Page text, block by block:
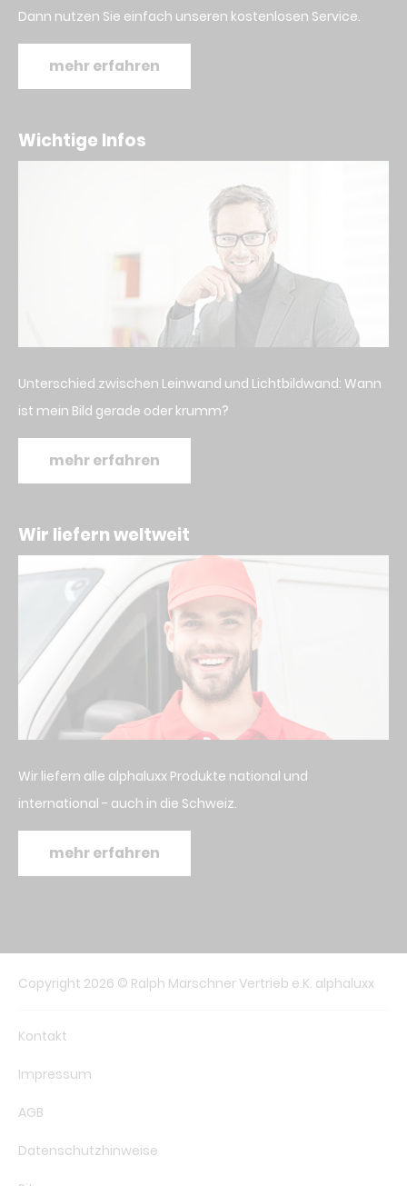
Dann nutzen Sie einfach unseren kostenlosen Service.
mehr erfahren
Wichtige Infos
Unterschied zwischen Leinwand und Lichtbildwand: Wann
ist mein Bild gerade oder krumm?
mehr erfahren
Wir liefern weltweit
Wir liefern alle alphaluxx Produkte national und
international - auch in die Schweiz.
mehr erfahren
Copyright 2026 © Ralph Marschner Vertrieb e.K. alphaluxx
Kontakt
Impressum
AGB
Datenschutzhinweise